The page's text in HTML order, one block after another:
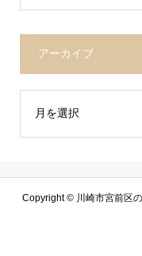
アーカイブ
Copyright © 川崎市宮前区